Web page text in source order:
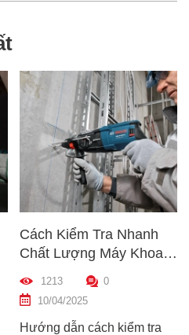
Cách Kiểm Tra Nhanh
Chất Lượng Máy Khoan
Trước Khi Mua – Hướng
Dẫn Chi Tiết Cho Người
Mới
1213
0
10/04/2025
Hướng dẫn cách kiểm tra